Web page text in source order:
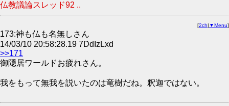
仏教議論スレッド92 ..
[2ch| ▼Menu]
173:神も仏も名無しさん
14/03/10 20:58:28.19 7DdIzLxd
>>171
御隠居ワールドお疲れさん。
我をもって無我を説いたのは竜樹だね。釈迦ではない。